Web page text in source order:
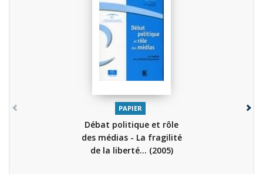
PAPIER
Débat politique et rôle
des médias - La fragilité
de la liberté... (2005)